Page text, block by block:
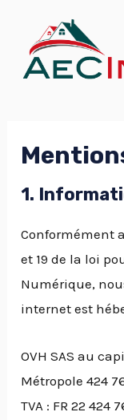
contenu
1.
Conformément
et 19 de la loi
Numérique,
internet est
OVH SAS au
Métropole 424
TVA : FR 22 424